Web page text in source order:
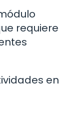
requiere
en